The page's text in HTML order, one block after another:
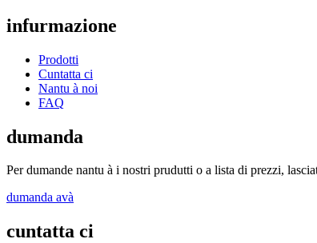
infurmazione
Prodotti
Cuntatta ci
Nantu à noi
FAQ
dumanda
Per dumande nantu à i nostri prudutti o a lista di prezzi,
dumanda avà
cuntatta ci